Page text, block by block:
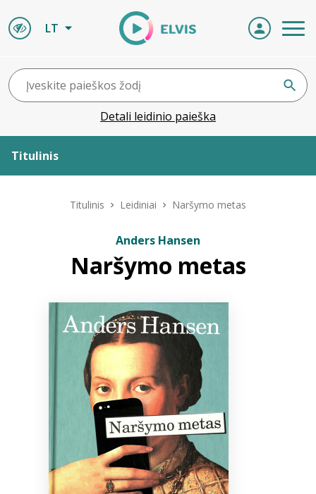
LT
Detali leidinio paieška
Titulinis
ELVIS atvyksta
info@elvislab.lt
Titulinis Leidiniai Naršymo metas
Anders Hansen
Naršymo metas